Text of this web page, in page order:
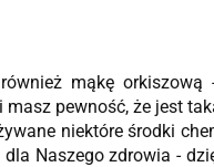
mąkę
pewność, że jest
niektóre środki
Naszego zdrowia -